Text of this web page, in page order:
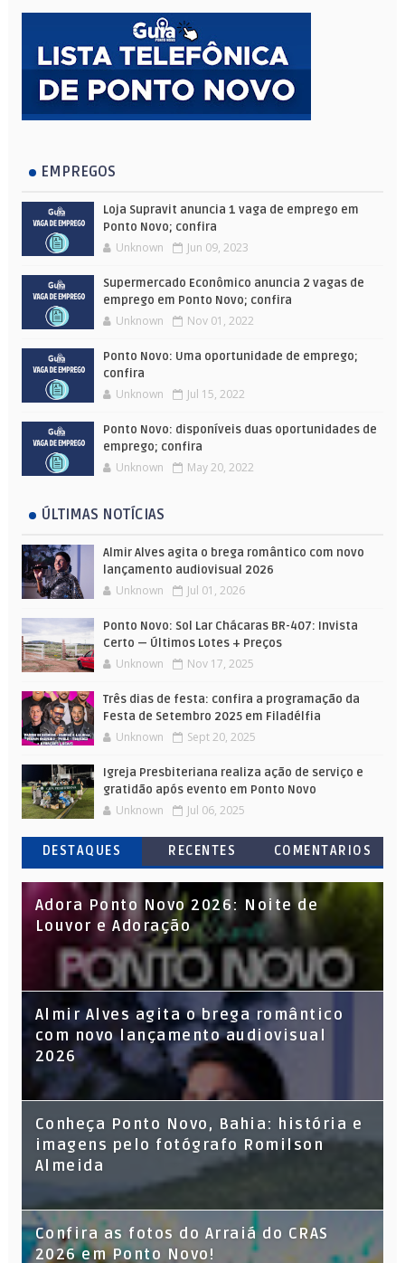
EMPREGOS
Loja Supravit anuncia 1 vaga de emprego em
Ponto Novo; confira
Unknown Jun 09, 2023
Supermercado Econômico anuncia 2 vagas de
emprego em Ponto Novo; confira
Unknown Nov 01, 2022
Ponto Novo: Uma oportunidade de emprego;
confira
Unknown Jul 15, 2022
Ponto Novo: disponíveis duas oportunidades de
emprego; confira
Unknown May 20, 2022
ÚLTIMAS NOTÍCIAS
Almir Alves agita o brega romântico com novo
lançamento audiovisual 2026
Unknown Jul 01, 2026
Ponto Novo: Sol Lar Chácaras BR-407: Invista
Certo — Últimos Lotes + Preços
Unknown Nov 17, 2025
Três dias de festa: confira a programação da
Festa de Setembro 2025 em Filadélfia
Unknown Sept 20, 2025
Igreja Presbiteriana realiza ação de serviço e
gratidão após evento em Ponto Novo
Unknown Jul 06, 2025
DESTAQUES RECENTES COMENTARIOS
Adora Ponto Novo 2026: Noite de
Louvor e Adoração
Almir Alves agita o brega romântico
com novo lançamento audiovisual
2026
Conheça Ponto Novo, Bahia: história e
imagens pelo fotógrafo Romilson
Almeida
Confira as fotos do Arraiá do CRAS
2026 em Ponto Novo!